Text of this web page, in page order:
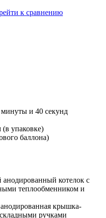
к сравнению
и 40 секунд
упаковке)
баллона)
котелок с
теплообменником и
крышка-
ручками